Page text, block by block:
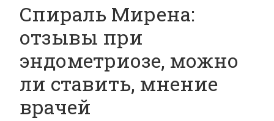
Спираль Мирена:
отзывы при
эндометриозе, можно
ли ставить, мнение
врачей